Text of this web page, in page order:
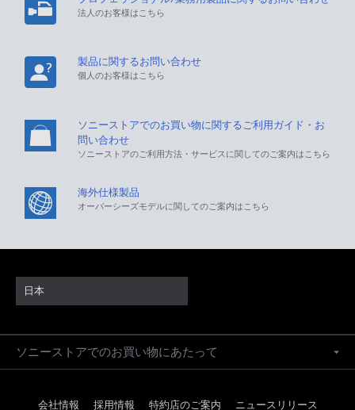
法人のお客様はこちら
製品に関するお問い合わせ
個人のお客様はこちら
ソニーストアでのお買い物に関するご利用ガイド・お
問い合わせ
ソニーストアのご利用方法・サービスに関してのご案内はこちら
海外仕様製品
オーバーシーズモデルに関してのご案内はこちら
日本
ソニーストアでのお買い物にあたって
会社情報 採用情報 特約店のご案内 ニュースリリース